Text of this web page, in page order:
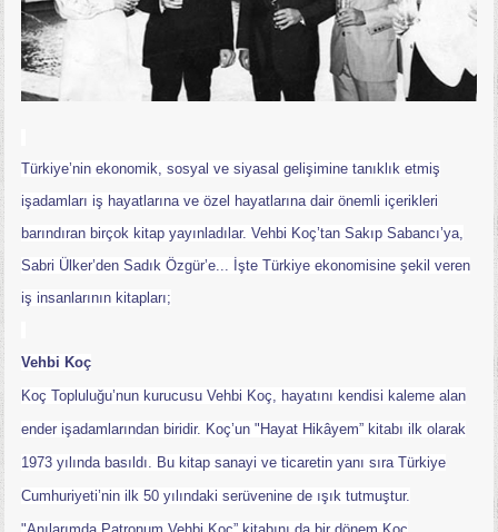
Türkiye’nin ekonomik, sosyal ve siyasal gelişimine tanıklık etmiş
işadamları iş hayatlarına ve özel hayatlarına dair önemli içerikleri
barındıran birçok kitap yayınladılar. Vehbi Koç’tan Sakıp Sabancı’ya,
Sabri Ülker’den Sadık Özgür’e... İşte Türkiye ekonomisine şekil veren
iş insanlarının kitapları;
Vehbi Koç
Koç Topluluğu’nun kurucusu Vehbi Koç, hayatını kendisi kaleme alan
ender işadamlarından biridir. Koç’un "Hayat Hikâyem” kitabı ilk olarak
1973 yılında basıldı. Bu kitap sanayi ve ticaretin yanı sıra Türkiye
Cumhuriyeti’nin ilk 50 yılındaki serüvenine de ışık tutmuştur.